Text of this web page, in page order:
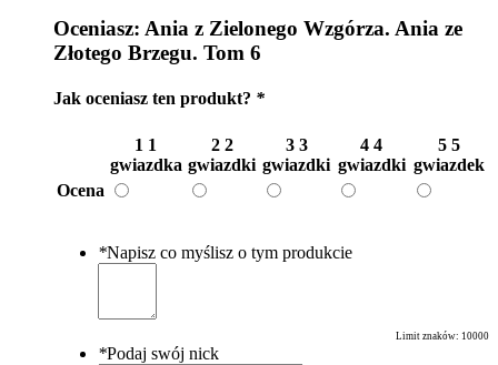
Oceniasz: Ania z Zielonego Wzgórza. Ania ze
Złotego Brzegu. Tom 6
Jak oceniasz ten produkt? *
1 1
gwiazdka
2 2
gwiazdki
3 3
gwiazdki
4 4
gwiazdki
5 5
gwiazdek
Ocena
*Napisz co myślisz o tym produkcie
Limit znaków: 10000
*Podaj swój nick